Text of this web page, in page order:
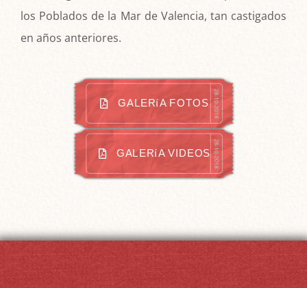
los Poblados de la Mar de Valencia, tan castigados
en años anteriores.
GALERíA FOTOS
GALERíA VIDEOS